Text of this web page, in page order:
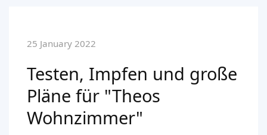
25 January 2022
Testen, Impfen und große
Pläne für "Theos
Wohnzimmer"